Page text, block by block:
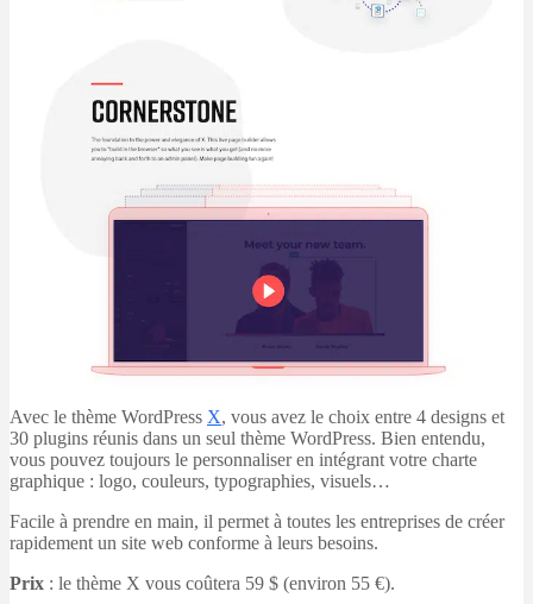
Avec le thème WordPress X, vous avez le choix entre 4 designs et
30 plugins réunis dans un seul thème WordPress. Bien entendu,
vous pouvez toujours le personnaliser en intégrant votre charte
graphique : logo, couleurs, typographies, visuels…
Facile à prendre en main, il permet à toutes les entreprises de créer
rapidement un site web conforme à leurs besoins.
Prix : le thème X vous coûtera 59 $ (environ 55 €).